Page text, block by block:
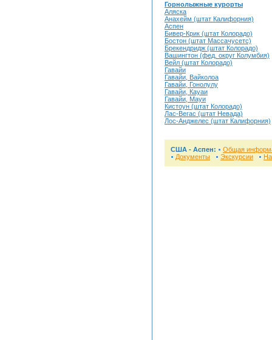
Горнолыжные курорты
Аляска
Анахейм (штат Калифорния)
Аспен
Бивер-Крик (штат Колорадо)
Бостон (штат Массачусетс)
Брекендридж (штат Колорадо)
Вашингтон (фед. округ Колумбия)
Вейл (штат Колорадо)
Гавайи
Гавайи, Вайколоа
Гавайи, Гонолулу
Гавайи, Кауаи
Гавайи, Мауи
Кистоун (штат Колорадо)
Лас-Вегас (штат Невада)
Лос-Анджелес (штат Калифорния)
США - Аспен:
Общая
Документы
Экскурсии